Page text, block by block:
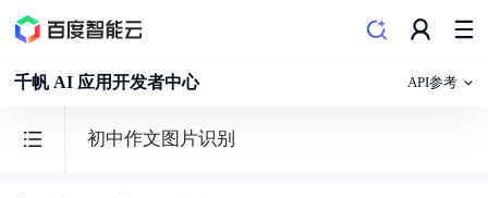
千帆 AI 应用开发者中心 API参考
初中作文图片识别